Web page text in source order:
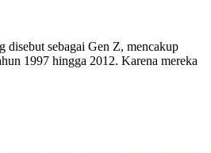
disebut sebagai Gen Z, mencakup
1997 hingga 2012. Karena mereka